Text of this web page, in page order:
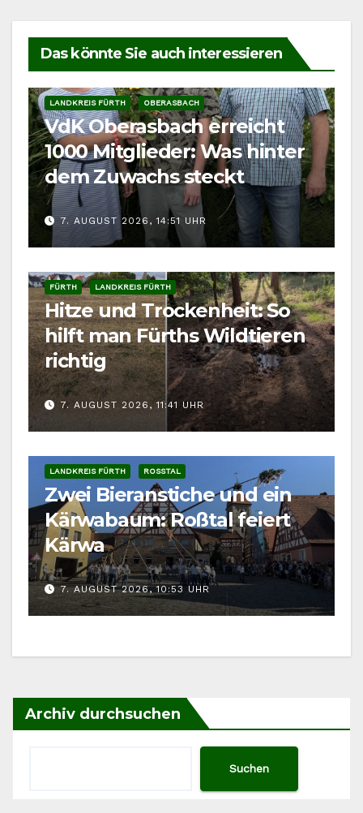
Das könnte Sie auch interessieren
LANDKREIS FÜRTH OBERASBACH
VdK Oberasbach erreicht
1000 Mitglieder: Was hinter
dem Zuwachs steckt
7. AUGUST 2026, 14:51 UHR
FÜRTH LANDKREIS FÜRTH
Hitze und Trockenheit: So
hilft man Fürths Wildtieren
richtig
7. AUGUST 2026, 11:41 UHR
LANDKREIS FÜRTH ROSSTAL
Zwei Bieranstiche und ein
Kärwabaum: Roßtal feiert
Kärwa
7. AUGUST 2026, 10:53 UHR
Archiv durchsuchen
Suchen